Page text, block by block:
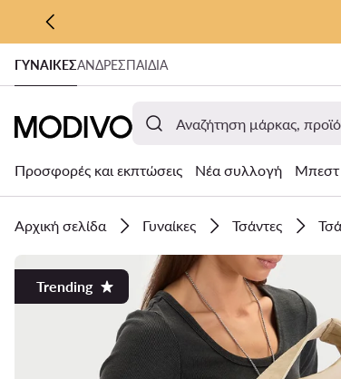
ΜΕΤΆΒΑΣΗ ΣΤΟ ΚΎΡΙΟ ΠΕΡΙΕΧΌΜΕΝΟ
ΜΕΤΆΒΑΣΗ ΣΤΗΝ ΑΝΑΖΉΤΗΣΗ
ΓΥΝΑΊΚΕΣΑΝΔΡΕΣΠΑΙΔΙΑ
Προσφορές και εκπτώσεις Νέα συλλογή Μπεστ
Αρχική σελίδα Γυναίκες Τσάντες
Trending